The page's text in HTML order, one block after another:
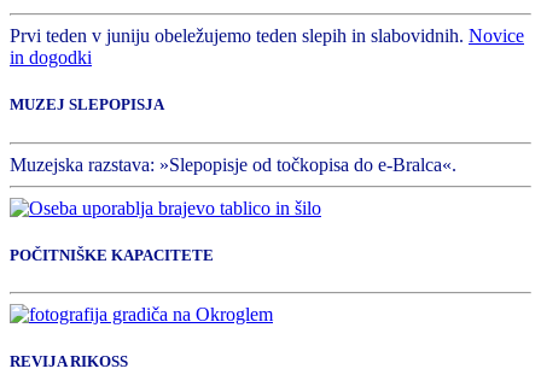
Prvi teden v juniju obeležujemo teden slepih in slabovidnih. Novice
in dogodki
MUZEJ SLEPOPISJA
Muzejska razstava: »Slepopisje od točkopisa do e-Bralca«.
POČITNIŠKE KAPACITETE
REVIJA RIKOSS